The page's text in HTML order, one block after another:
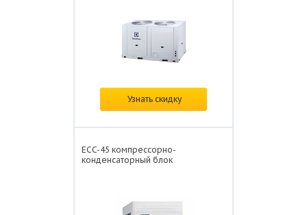
746 209 ₽/
Узнать скидку
ECC-45 компрессорно-
конденсаторный блок